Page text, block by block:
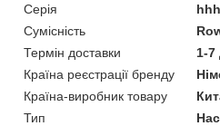
Серія
hhh
Сумісність
Термін доставки
1-7
Країна реєстрації бренду
Країна-виробник товару
Тип